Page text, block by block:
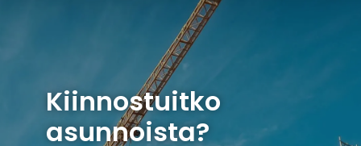
Kiinnostuitko
asunnoista?